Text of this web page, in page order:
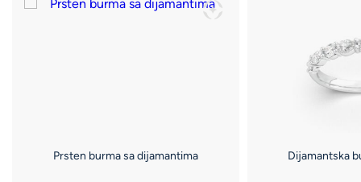
Prsten burma sa dijamantima Dijamantska